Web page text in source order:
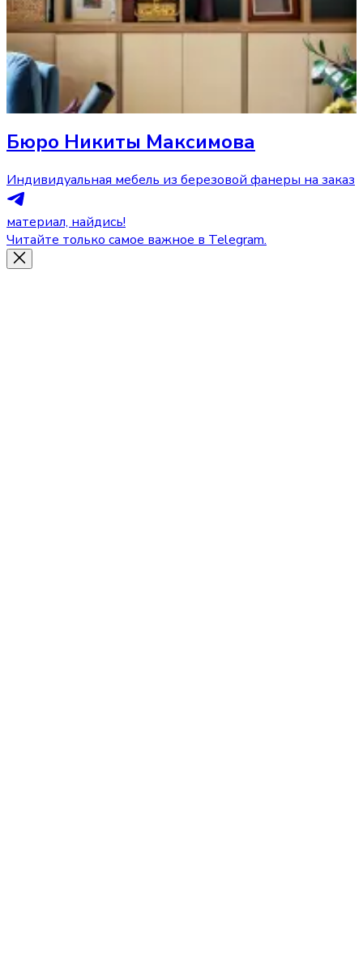
Бюро Никиты Максимова
Индивидуальная мебель из березовой фанеры на заказ
материал, найдись!
Читайте только самое важное в Telegram.